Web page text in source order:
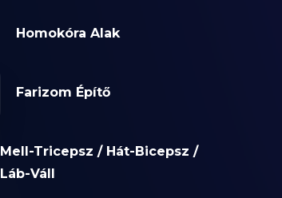
Homokóra Alak
Farizom Építő
Mell-Tricepsz / Hát-Bicepsz /
Láb-Váll